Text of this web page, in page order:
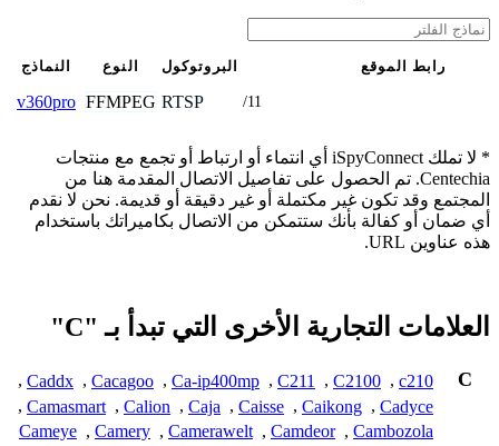
النماذج النوع البروتوكول رابط الموقع
v360pro FFMPEG RTSP /11
* لا تملك iSpyConnect أي انتماء أو ارتباط أو تجمع مع منتجات
Centechia. تم الحصول على تفاصيل الاتصال المقدمة هنا من
المجتمع وقد تكون غير مكتملة أو غير دقيقة أو قديمة. نحن لا نقدم
أي ضمان أو كفالة بأنك ستتمكن من الاتصال بكاميراتك باستخدام
هذه عناوين URL.
العلامات التجارية الأخرى التي تبدأ بـ "C"
C
c210
,
C2100
,
C211
,
Ca-ip400mp
,
Cacagoo
,
Caddx
,
Cadyce
,
Caikong
,
Caisse
,
Caja
,
Calion
,
Camasmart
,
Cambozola
,
Camdeor
,
Camerawelt
,
Camery
,
Cameye